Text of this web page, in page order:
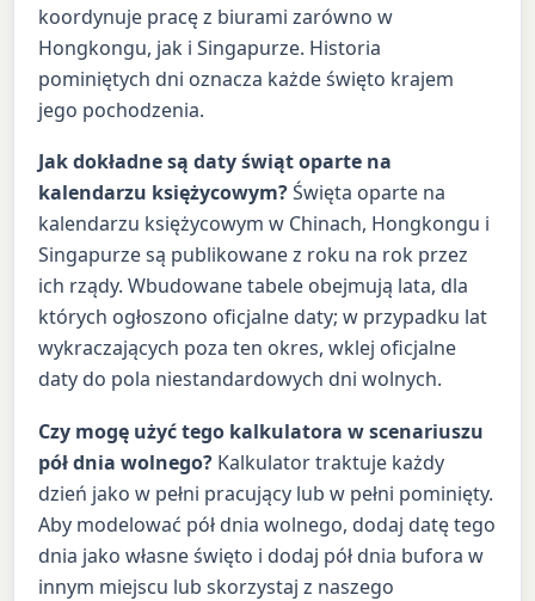
koordynuje pracę z biurami zarówno w
Hongkongu, jak i Singapurze. Historia
pominiętych dni oznacza każde święto krajem
jego pochodzenia.
Jak dokładne są daty świąt oparte na
kalendarzu księżycowym?Święta oparte na
kalendarzu księżycowym w Chinach, Hongkongu i
Singapurze są publikowane z roku na rok przez
ich rządy. Wbudowane tabele obejmują lata, dla
których ogłoszono oficjalne daty; w przypadku lat
wykraczających poza ten okres, wklej oficjalne
daty do pola niestandardowych dni wolnych.
Czy mogę użyć tego kalkulatora w scenariuszu
pół dnia wolnego? Kalkulator traktuje każdy
dzień jako w pełni pracujący lub w pełni pominięty.
Aby modelować pół dnia wolnego, dodaj datę tego
dnia jako własne święto i dodaj pół dnia bufora w
innym miejscu lub skorzystaj z naszego